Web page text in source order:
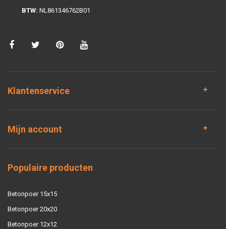
BTW: NL861346762B01
Klantenservice
Mijn account
Populaire producten
Betonpoer 15x15
Betonpoer 20x20
Betonpoer 12x12